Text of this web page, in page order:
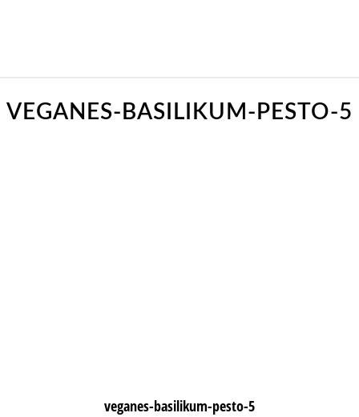
VEGANES-BASILIKUM-PESTO-5
veganes-basilikum-pesto-5